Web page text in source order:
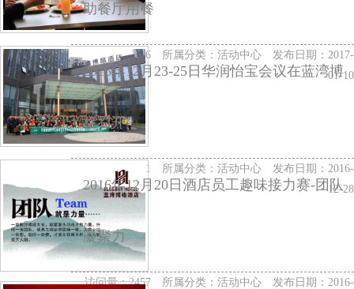
助餐厅用餐
访问量：2816 所属分类： 活动中心 发布日期：2017-
01-10
2016年12月23-25日华润怡宝会议在蓝湾博
格召开
访问量：2501 所属分类： 活动中心 发布日期：2016-
12-28
2016年12月20日酒店员工趣味接力赛-团队
凝聚力
访问量：2457 所属分类： 活动中心 发布日期：2016-